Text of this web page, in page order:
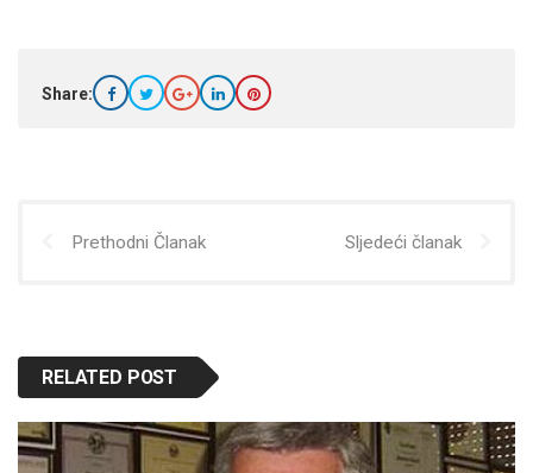
Share:
Prethodni Članak Sljedeći članak
RELATED POST